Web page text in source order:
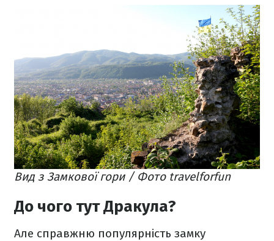
Вид з Замкової гори / Фото travelforfun
До чого тут Дракула?
Але справжню популярність замку